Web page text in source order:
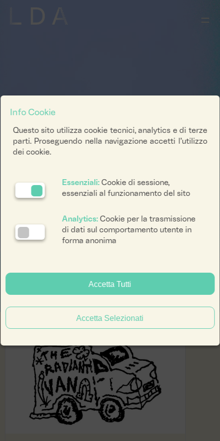
Info Cookie
Questo sito utilizza cookie tecnici, analytics e di terze
parti. Proseguendo nella navigazione accetti l’utilizzo
dei cookie.
Essenziali:Cookie di sessione,
essenziali al funzionamento del sito
Analytics:Cookie per la trasmissione
di dati sul comportamento utente in
forma anonima
Accetta Tutti
Accetta Selezionati
ITA
Luci d'Artista